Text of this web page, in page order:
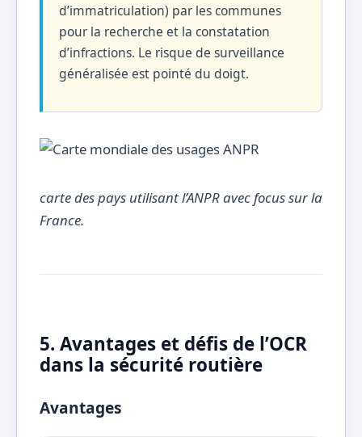
d’immatriculation) par les communes
pour la recherche et la constatation
d’infractions. Le risque de surveillance
généralisée est pointé du doigt.
carte des pays utilisant l’ANPR avec focus sur la
France.
5. Avantages et défis de l’OCR
dans la sécurité routière
Avantages